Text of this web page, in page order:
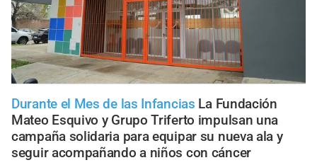
Durante el Mes de las Infancias La Fundación
Mateo Esquivo y Grupo Triferto impulsan una
campaña solidaria para equipar su nueva ala y
seguir acompañando a niños con cáncer